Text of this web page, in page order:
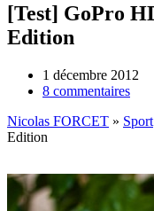
[Test] GoPro
Edition
1 décembre 2012
8 commentaires
Nicolas FORCET » Sport
Edition